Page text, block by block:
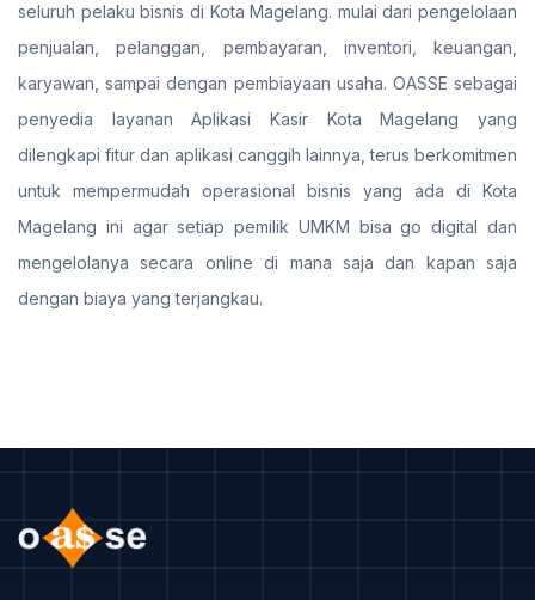
seluruh pelaku bisnis di Kota Magelang. mulai dari pengelolaan
penjualan, pelanggan, pembayaran, inventori, keuangan,
karyawan, sampai dengan pembiayaan usaha. OASSE sebagai
penyedia layanan Aplikasi Kasir Kota Magelang yang
dilengkapi fitur dan aplikasi canggih lainnya, terus berkomitmen
untuk mempermudah operasional bisnis yang ada di Kota
Magelang ini agar setiap pemilik UMKM bisa go digital dan
mengelolanya secara online di mana saja dan kapan saja
dengan biaya yang terjangkau.